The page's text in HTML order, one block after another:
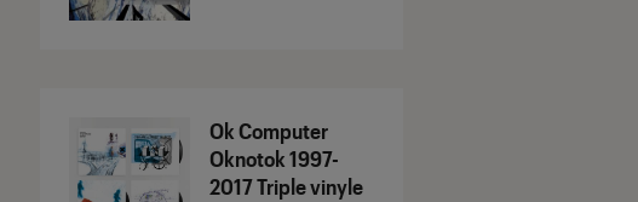
Ok Computer
Oknotok 1997-
2017 Triple vinyle